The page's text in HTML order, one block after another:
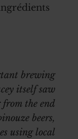
brewing
itself saw
the end
beers,
using local